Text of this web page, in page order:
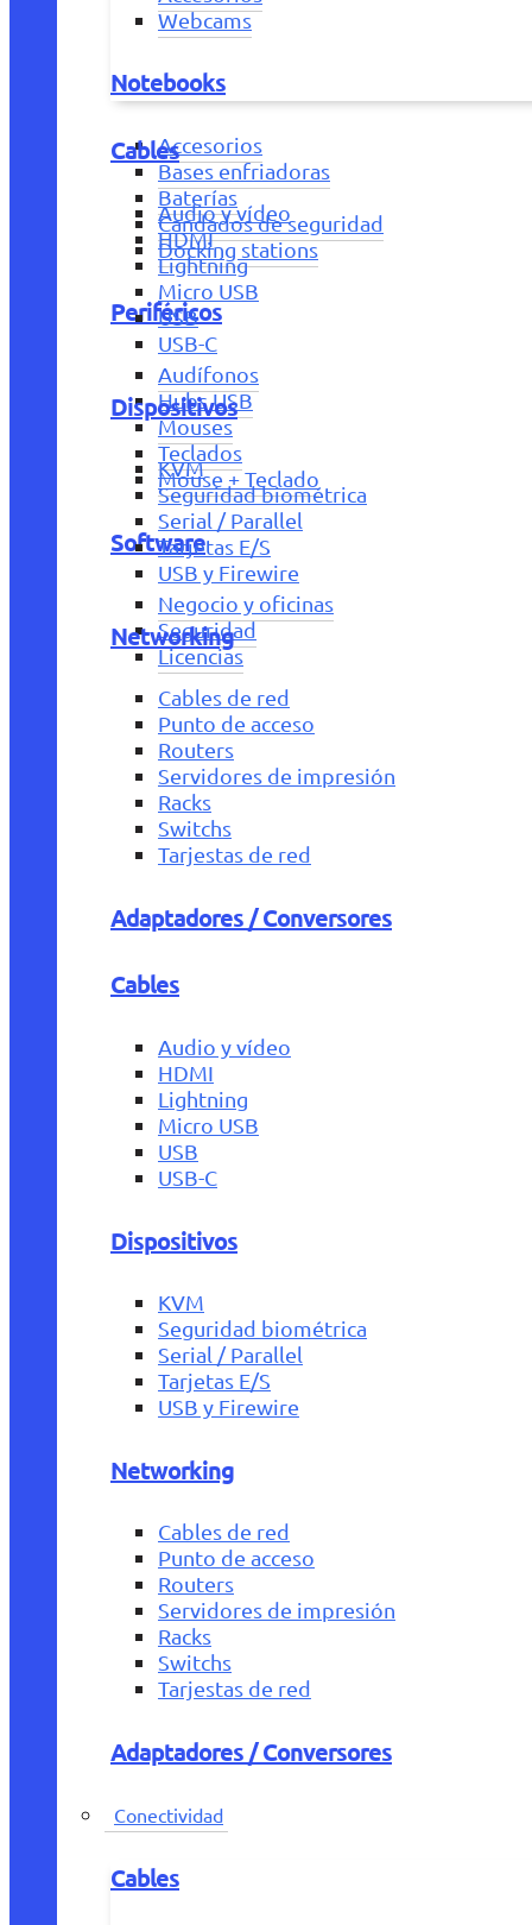
Webcams
Notebooks
Accesorios
Bases enfriadoras
Baterías
Candados de seguridad
Docking stations
Periféricos
Audífonos
Hubs USB
Mouses
Teclados
Mouse + Teclado
Software
Negocio y oficinas
Seguridad
Licencias
Cables
Audio y vídeo
HDMI
Lightning
Micro USB
USB
USB-C
Dispositivos
KVM
Seguridad biométrica
Serial / Parallel
Tarjetas E/S
USB y Firewire
Networking
Cables de red
Punto de acceso
Routers
Servidores de impresión
Racks
Switchs
Tarjestas de red
Adaptadores / Conversores
Cables
Audio y vídeo
HDMI
Lightning
Micro USB
USB
USB-C
Dispositivos
KVM
Seguridad biométrica
Serial / Parallel
Tarjetas E/S
USB y Firewire
Networking
Cables de red
Punto de acceso
Routers
Servidores de impresión
Racks
Switchs
Tarjestas de red
Adaptadores / Conversores
Conectividad
Cables